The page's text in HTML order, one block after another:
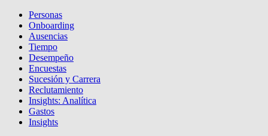
Personas
Onboarding
Ausencias
Tiempo
Desempeño
Encuestas
Sucesión y Carrera
Reclutamiento
Insights: Analítica
Gastos
Insights